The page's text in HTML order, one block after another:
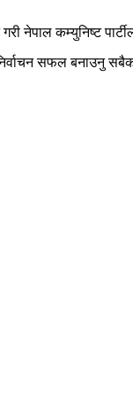
नेपाल कम्युनिष्ट
सफल बनाउनु